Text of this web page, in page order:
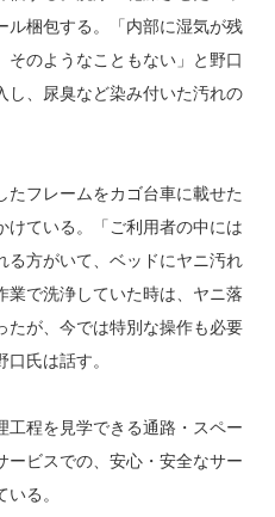
ル梱包する。「内部に湿気が残
そのようなこともない」と野口
し、尿臭など染み付いた汚れの
フレームをカゴ台車に載せた
けている。「ご利用者の中には
る方がいて、ベッドにヤニ汚れ
業で洗浄していた時は、ヤニ落
たが、今では特別な操作も必要
氏は話す。
程を見学できる通路・スペー
ービスでの、安心・安全なサー
る。